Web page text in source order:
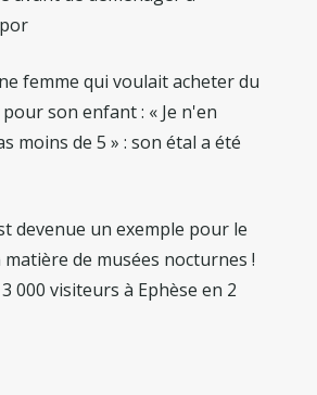
femme qui voulait acheter du
son enfant : « Je n'en
moins de 5 » : son étal a été
devenue un exemple pour le
matière de musées nocturnes !
000 visiteurs à Ephèse en 2